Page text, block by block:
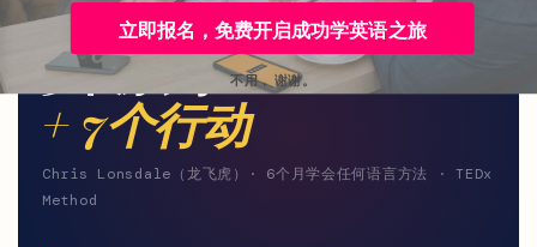
5个原则
+ 7个行动
Chris Lonsdale（龙飞虎）· 6个月学会任何语言方法 · TEDx
Method
立即报名，免费开启成功学英语之旅
不用， 谢谢。